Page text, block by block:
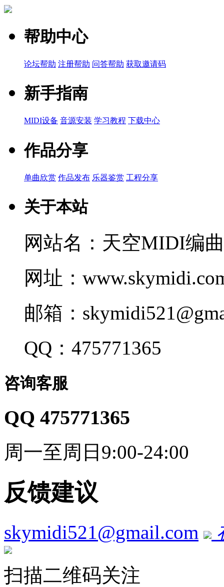
帮助中心
论坛帮助 注册帮助 问答帮助 获取邀请码
新手指南
MIDI设备 音源安装 学习教程 下载中心
作品分享
单曲欣赏 作品发布 乐器鉴赏 工程分享
关于本站
网站名：天空MIDI编
网址：
邮箱：
QQ：475771365
咨询客服
QQ 475771365
周一至周日9:00-24:00
反馈建议
skymidi521@gmail.com
扫描二维码关注